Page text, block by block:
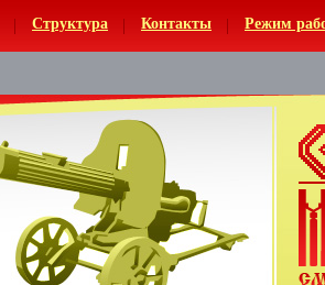
Структура Контакты Режим